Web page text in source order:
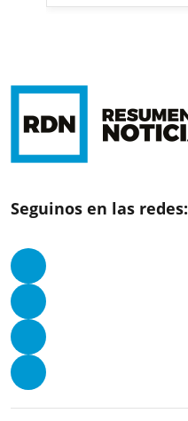
Seguinos en las redes: